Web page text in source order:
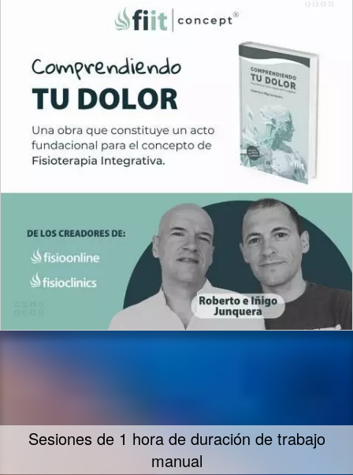
Te ofrecemos nuestra mayor dedicación y
empeño en ayudarte